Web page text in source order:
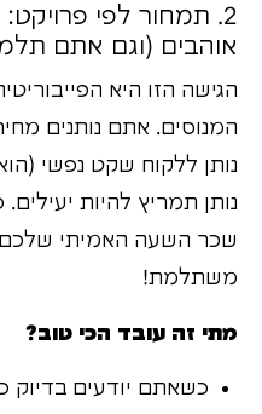
2. תמחור לפי
אוהבים (וגם אתם
הגישה הזו היא
המנוסים. אתם נותנים
נותן ללקוח שקט נפשי
נותן תמריץ להיות
שכר השעה האמיתי שלכם
משתלמת!
מתי זה עובד הכי טוב?
כשאתם יודעים בדיוק